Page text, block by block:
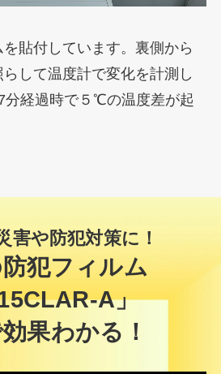
貼付しています。裏側から
して温度計で変化を計測し
分経過時で５℃の温度差が起
害や防犯対策に！
防犯フィルム
A」
果わかる！